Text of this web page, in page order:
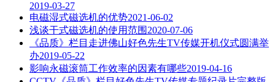
2019-03-27
电磁湿式磁选机的优势2021-06-02
浅谈干式磁选机的使用范围2020-07-06
《品质》栏目走进佛山好色先生TV传媒开机仪式圆满举
办2019-05-22
影响永磁滚筒工作效率的因素有哪些2019-04-16